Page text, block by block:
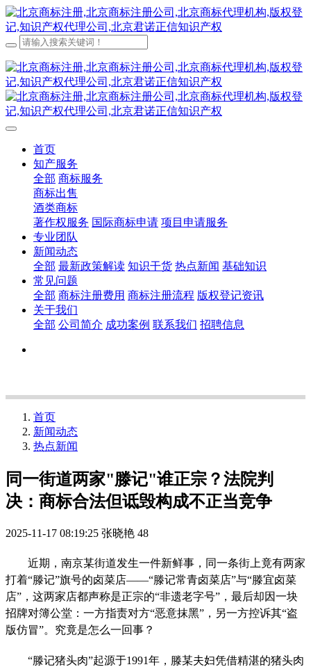
首页
知产服务
全部 商标服务
商标出售
酒类商标
著作权服务 国际商标申请 项目申请服务
专业团队
新闻动态
全部 最新政策解读 知识干货 热点新闻 基础知识
常见问题
全部 商标注册费用 商标注册流程 版权登记资讯
关于我们
全部 公司简介 成功案例 联系我们 招聘信息
首页
新闻动态
热点新闻
同一街道两家"滕记"谁正宗？法院判
决：商标合法但诋毁构成不正当竞争
2025-11-17 08:19:25 张晓艳 48
近期，南京某街道发生一件新鲜事，同一条街上竟有两家
打着“滕记”旗号的卤菜店——“滕记常青卤菜店”与“滕宜卤菜
店”，这两家店都声称是正宗的“非遗老字号”，最后却因一块
招牌对簿公堂：一方指责对方“恶意抹黑”，另一方控诉其“盗
版仿冒”。究竟是怎么一回事？
“滕记猪头肉”起源于1991年，滕某夫妇凭借精湛的猪头肉